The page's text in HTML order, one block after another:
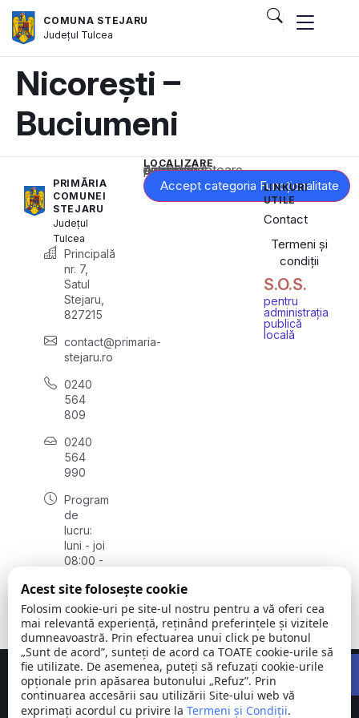
COMUNA STEJARU
Județul Tulcea
Nicorești –
Buciumeni
PRIMĂRIA
COMUNEI
STEJARU
Județul
Tulcea
Principală
nr. 7,
Satul
Stejaru,
827215
contact@primaria-
stejaru.ro
0240
564
809
0240
564
990
Program
de
lucru:
luni - joi
08:00 -
vineri
08:00 -
14:00
LOCALIZARE
Acest conținut este blocat până când acceptați categoria corespunzătoare de cookie-uri.
Accept categoria Funcționalitate
LINKURI
UTILE
Contact
Termeni și
condiții
S.O.S.
pentru
administrația
publică
locală
Comuna © Toate
Concept realizat deBig Media Relații Publice SRL
Acest site folosește cookie
Folosim cookie-uri pe site-ul nostru pentru a vă oferi cea
mai relevantă experiență, reținând preferințele și vizitele
dumneavoastră. Prin efectuarea unui click pe butonul
„Sunt de acord”, sunteți de acord ca TOATE cookie-urile să
fie utilizate. De asemenea, puteți să refuzați cookie-urile
opționale prin apăsarea butonului „Refuz”. Prin
continuarea accesării sau utilizării Site-ului web vă
exprimați acordul cu privire la Termeni și Condiții.